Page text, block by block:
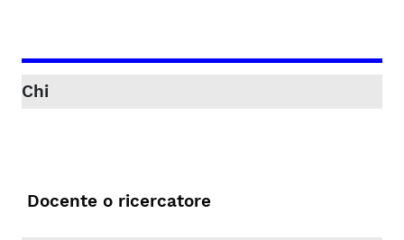
Docente o ricercatore